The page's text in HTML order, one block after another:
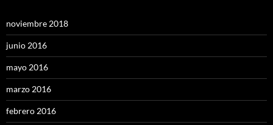
noviembre 2018
junio 2016
mayo 2016
marzo 2016
febrero 2016